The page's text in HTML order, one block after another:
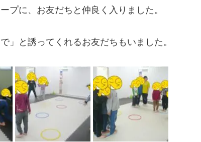
プに、お友だちと仲良く入りました。
」と誘ってくれるお友だちもいました。